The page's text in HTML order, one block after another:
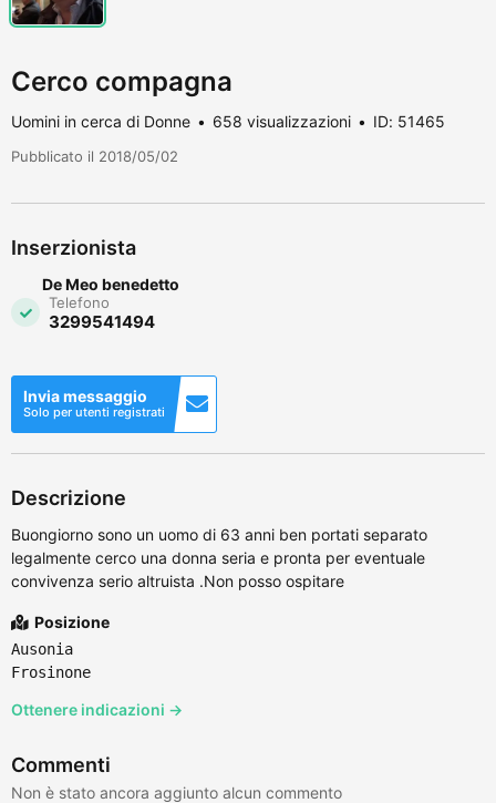
Cerco compagna
Uomini in cerca di Donne 658 visualizzazioni ID: 51465
Pubblicato il 2018/05/02
Inserzionista
De Meo benedetto
Telefono
3299541494
Invia messaggio
Solo per utenti registrati
Descrizione
Buongiorno sono un uomo di 63 anni ben portati separato
legalmente cerco una donna seria e pronta per eventuale
convivenza serio altruista .Non posso ospitare
Posizione
Ausonia
Frosinone
Ottenere indicazioni →
Commenti
Non è stato ancora aggiunto alcun commento